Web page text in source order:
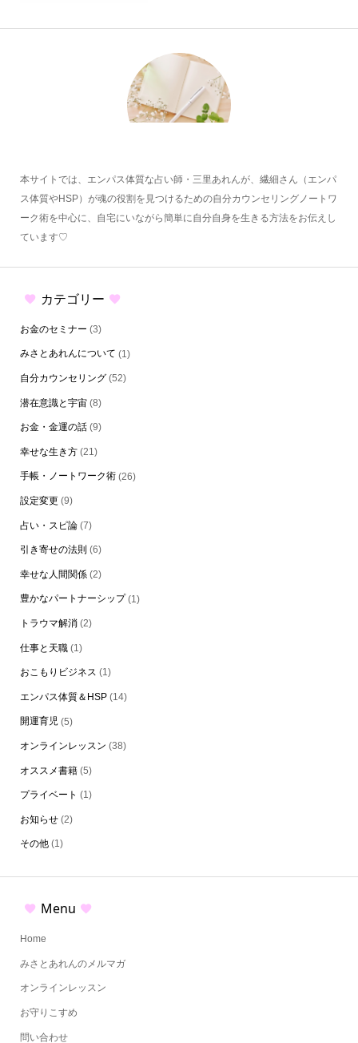
本サイトでは、エンパス体質な占い師・三里あれんが、繊細さん（エンパ
ス体質やHSP）が魂の役割を見つけるための自分カウンセリングノートワ
ーク術を中心に、自宅にいながら簡単に自分自身を生きる方法をお伝えし
ています♡
カテゴリー
お金のセミナー (3)
みさとあれんについて (1)
自分カウンセリング(52)
潜在意識と宇宙(8)
お金・金運の話(9)
幸せな生き方(21)
手帳・ノートワーク術(26)
設定変更(9)
占い・スピ論(7)
引き寄せの法則 (6)
幸せな人間関係(2)
豊かなパートナーシップ(1)
トラウマ解消(2)
仕事と天職(1)
おこもりビジネス (1)
エンパス体質＆HSP(14)
開運育児(5)
オンラインレッスン (38)
オススメ書籍(5)
プライベート (1)
お知らせ(2)
その他(1)
Menu
Home
みさとあれんのメルマガ
オンラインレッスン
お守りこすめ
問い合わせ